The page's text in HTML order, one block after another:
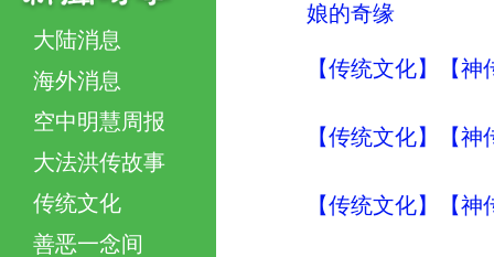
大陆消息
海外消息
空中明慧周报
大法洪传故事
传统文化
善恶一念间
娘的奇缘
【传统文化】【
【传统文化】【
【传统文化】【